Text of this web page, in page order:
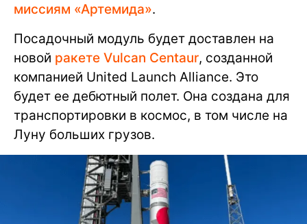
миссиям «Артемида».
Посадочный модуль будет доставлен на
новой ракете Vulcan Centaur, созданной
компанией United Launch Alliance. Это
будет ее дебютный полет. Она создана для
транспортировки в космос, в том числе на
Луну больших грузов.